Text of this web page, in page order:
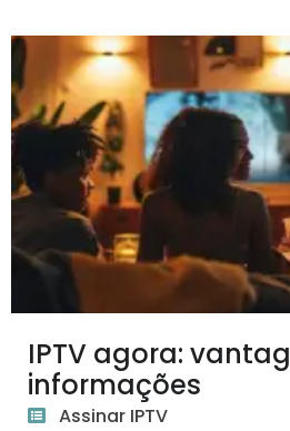
IPTV agora:
informações
Assinar IPTV